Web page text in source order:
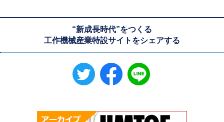
“新成長時代”をつくる
工作機械産業特設サイトをシェアする